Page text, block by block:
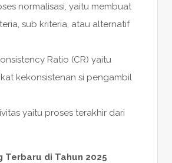
normalisasi, yaitu membuat
sub kriteria, atau alternatif
Ratio (CR) yaitu
kekonsistenan si pengambil
yaitu proses terakhir dari
Terbaru di Tahun 2025